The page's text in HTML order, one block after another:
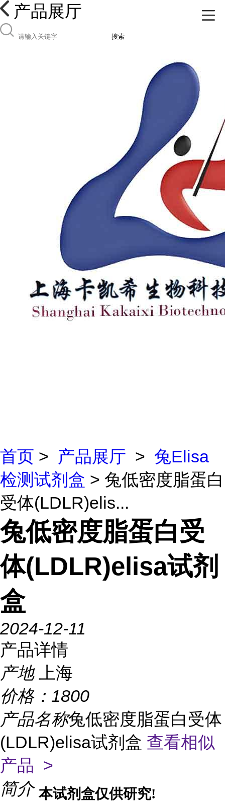
产品展厅
搜索
首页 > 产品展厅 > 兔Elisa
检测试剂盒 > 兔低密度脂蛋白
受体(LDLR)elis...
兔低密度脂蛋白受
体(LDLR)elisa试剂
盒
2024-12-11
产品详情
产地
上海
价格： 1800
产品名称兔低密度脂蛋白受体
(LDLR)elisa试剂盒 查看相似
产品 >
简介 本试剂盒仅供研究!